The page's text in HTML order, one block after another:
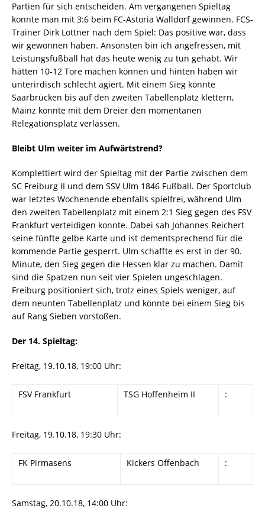
Partien für sich entscheiden. Am vergangenen Spieltag
konnte man mit 3:6 beim FC-Astoria Walldorf gewinnen. FCS-
Trainer Dirk Lottner nach dem Spiel: Das positive war, dass
wir gewonnen haben. Ansonsten bin ich angefressen, mit
Leistungsfußball hat das heute wenig zu tun gehabt. Wir
hätten 10-12 Tore machen können und hinten haben wir
unterirdisch schlecht agiert. Mit einem Sieg könnte
Saarbrücken bis auf den zweiten Tabellenplatz klettern,
Mainz könnte mit dem Dreier den momentanen
Relegationsplatz verlassen.
Bleibt Ulm weiter im Aufwärtstrend?
Komplettiert wird der Spieltag mit der Partie zwischen dem
SC Freiburg II und dem SSV Ulm 1846 Fußball. Der Sportclub
war letztes Wochenende ebenfalls spielfrei, während Ulm
den zweiten Tabellenplatz mit einem 2:1 Sieg gegen des FSV
Frankfurt verteidigen konnte. Dabei sah Johannes Reichert
seine fünfte gelbe Karte und ist dementsprechend für die
kommende Partie gesperrt. Ulm schaffte es erst in der 90.
Minute, den Sieg gegen die Hessen klar zu machen. Damit
sind die Spatzen nun seit vier Spielen ungeschlagen.
Freiburg positioniert sich, trotz eines Spiels weniger, auf
dem neunten Tabellenplatz und könnte bei einem Sieg bis
auf Rang Sieben vorstoßen.
Der 14. Spieltag:
Freitag, 19.10.18, 19:00 Uhr:
FSV Frankfurt TSG Hoffenheim II :
Freitag, 19.10.18, 19:30 Uhr:
FK Pirmasens Kickers Offenbach :
Samstag, 20.10.18, 14:00 Uhr: